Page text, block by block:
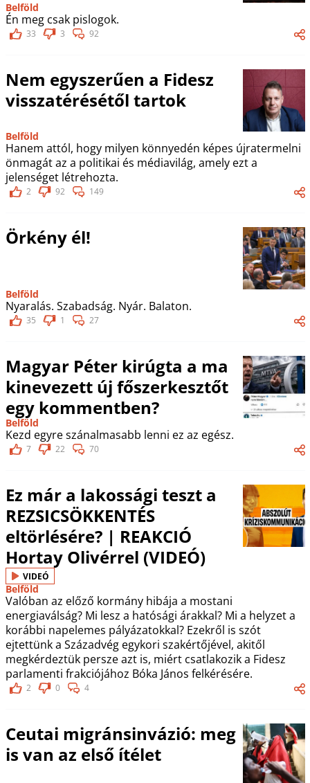
Belföld
Én meg csak pislogok.
33 3 92
Nem egyszerűen a Fidesz
visszatérésétől tartok
Belföld
Hanem attól, hogy milyen könnyedén képes újratermelni
önmagát az a politikai és médiavilág, amely ezt a
jelenséget létrehozta.
2 92 149
Örkény él!
Belföld
Nyaralás. Szabadság. Nyár. Balaton.
35 1 27
Magyar Péter kirúgta a ma
kinevezett új főszerkesztőt
egy kommentben?
Belföld
Kezd egyre szánalmasabb lenni ez az egész.
7 22 70
Ez már a lakossági teszt a
REZSICSÖKKENTÉS
eltörlésére? | REAKCIÓ
Hortay Olivérrel (VIDEÓ)
VIDEÓ
Belföld
Valóban az előző kormány hibája a mostani
energiaválság? Mi lesz a hatósági árakkal? Mi a helyzet a
korábbi napelemes pályázatokkal? Ezekről is szót
ejtettünk a Századvég egykori szakértőjével, akitől
megkérdeztük persze azt is, miért csatlakozik a Fidesz
parlamenti frakciójához Bóka János felkérésére.
2 0 4
Ceutai migránsinvázió: meg
is van az első ítélet